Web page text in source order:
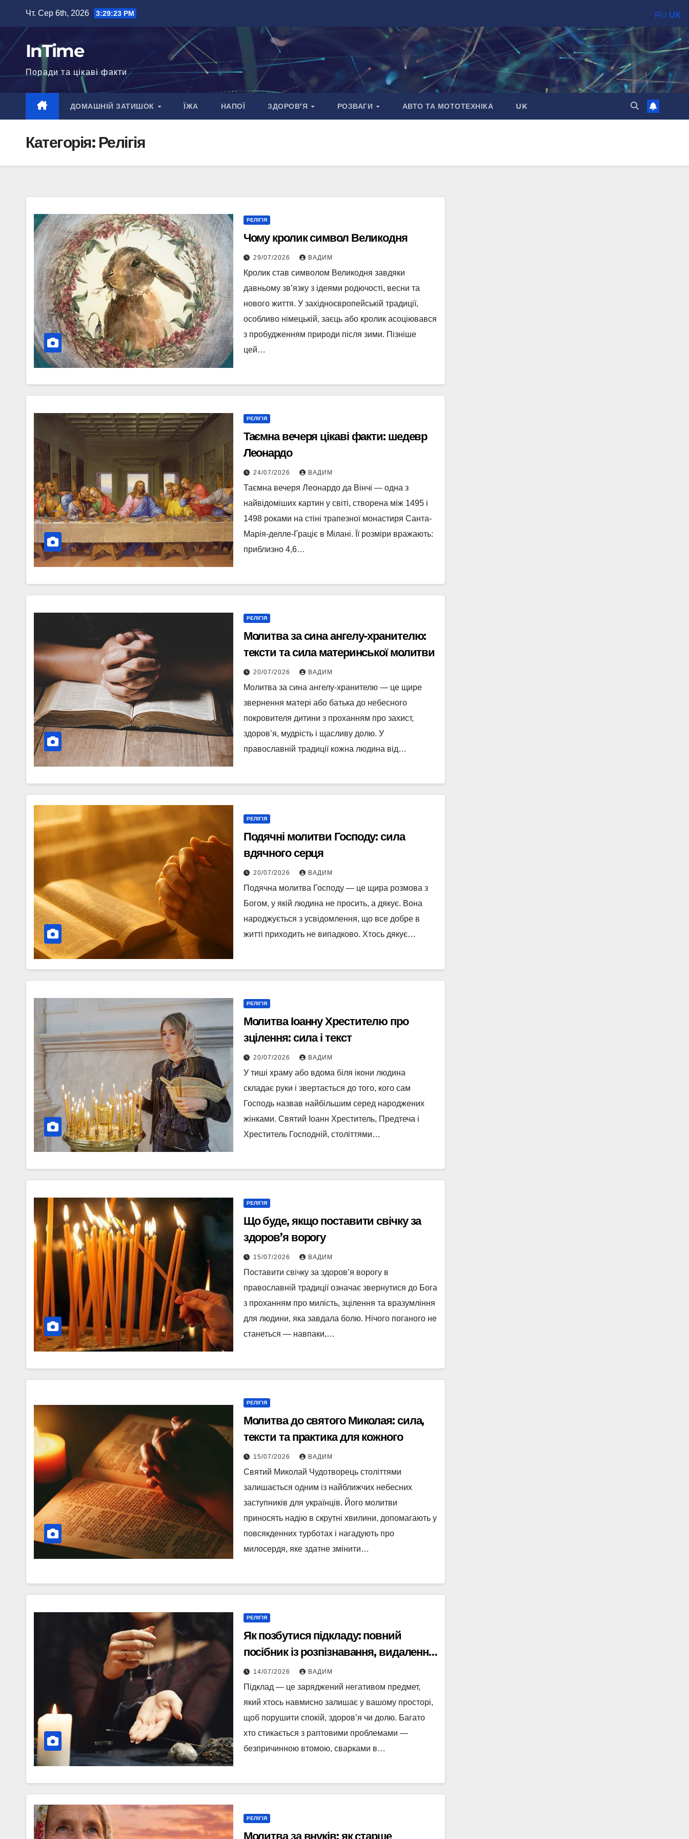
вмісту
Чт. Сер 6th, 2026 3:29:24 PM
InTime
Поради та цікаві факти
ДОМАШНІЙ ЗАТИШОК ЇЖА НАПОЇ ЗДОРОВ’Я РОЗВАГИ АВТО ТА МОТОТЕХНІКА UK
Категорія: Релігія
РЕЛІГІЯ
Чому кролик символ Великодня
29/07/2026 ВАДИМ
Кролик став символом Великодня завдяки
давньому зв’язку з ідеями родючості, весни та
нового життя. У західноєвропейській традиції,
особливо німецькій, заєць або кролик асоціювався
з пробудженням природи після зими. Пізніше
цей…
РЕЛІГІЯ
Таємна вечеря цікаві факти: шедевр
Леонардо
24/07/2026 ВАДИМ
Таємна вечеря Леонардо да Вінчі — одна з
найвідоміших картин у світі, створена між 1495 і
1498 роками на стіні трапезної монастиря Санта-
Марія-делле-Граціє в Мілані. Її розміри вражають:
приблизно 4,6…
РЕЛІГІЯ
Молитва за сина ангелу-хранителю:
тексти та сила материнської молитви
20/07/2026 ВАДИМ
Молитва за сина ангелу-хранителю — це щире
звернення матері або батька до небесного
покровителя дитини з проханням про захист,
здоров’я, мудрість і щасливу долю. У
православній традиції кожна людина від…
РЕЛІГІЯ
Подячні молитви Господу: сила
вдячного серця
20/07/2026 ВАДИМ
Подячна молитва Господу — це щира розмова з
Богом, у якій людина не просить, а дякує. Вона
народжується з усвідомлення, що все добре в
житті приходить не випадково. Хтось дякує…
РЕЛІГІЯ
Молитва Іоанну Хрестителю про
зцілення: сила і текст
20/07/2026 ВАДИМ
У тиші храму або вдома біля ікони людина
складає руки і звертається до того, кого сам
Господь назвав найбільшим серед народжених
жінками. Святий Іоанн Хреститель, Предтеча і
Хреститель Господній, століттями…
РЕЛІГІЯ
Що буде, якщо поставити свічку за
здоров’я ворогу
15/07/2026 ВАДИМ
Поставити свічку за здоров’я ворогу в
православній традиції означає звернутися до Бога
з проханням про милість, зцілення та вразумління
для людини, яка завдала болю. Нічого поганого не
станеться — навпаки,…
РЕЛІГІЯ
Молитва до святого Миколая: сила,
тексти та практика для кожного
15/07/2026 ВАДИМ
Святий Миколай Чудотворець століттями
залишається одним із найближчих небесних
заступників для українців. Його молитви
приносять надію в скрутні хвилини, допомагають у
повсякденних турботах і нагадують про
милосердя, яке здатне змінити…
РЕЛІГІЯ
Як позбутися підкладу: повний
посібник із розпізнавання, видалення
та захисту
14/07/2026 ВАДИМ
Підклад — це заряджений негативом предмет,
який хтось навмисно залишає у вашому просторі,
щоб порушити спокій, здоров’я чи долю. Багато
хто стикається з раптовими проблемами —
безпричинною втомою, сварками в…
РЕЛІГІЯ
Молитва за внуків: як старше
RU UK